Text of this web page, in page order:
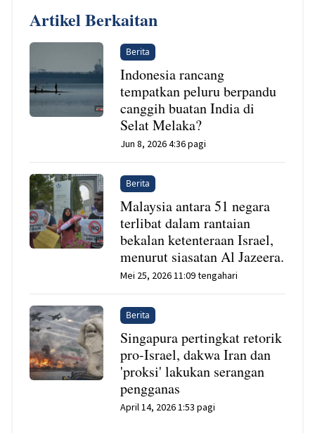
Artikel Berkaitan
Berita
Indonesia rancang
tempatkan peluru berpandu
canggih buatan India di
Selat Melaka?
Jun 8, 2026 4:36 pagi
Berita
Malaysia antara 51 negara
terlibat dalam rantaian
bekalan ketenteraan Israel,
menurut siasatan Al Jazeera.
Mei 25, 2026 11:09 tengahari
Berita
Singapura pertingkat retorik
pro-Israel, dakwa Iran dan
'proksi' lakukan serangan
pengganas
April 14, 2026 1:53 pagi